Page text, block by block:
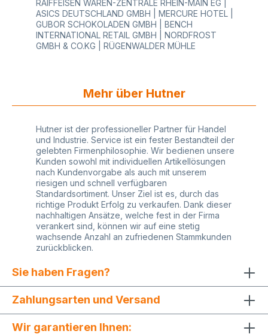
RAIFFEISEN WAREN-ZENTRALE RHEIN-MAIN EG |
ASICS DEUTSCHLAND GMBH | MERCURE HOTEL |
GUBOR SCHOKOLADEN GMBH | BENCH
INTERNATIONAL RETAIL GMBH | NORDFROST
GMBH & CO.KG | RÜGENWALDER MÜHLE
Mehr über Hutner
Hutner ist der professioneller Partner für Handel
und Industrie. Service ist ein fester Bestandteil der
gelebten Firmenphilosophie. Wir bedienen unsere
Kunden sowohl mit individuellen Artikellösungen
nach Kundenvorgabe als auch mit unserem
riesigen und schnell verfügbaren
Standardsortiment. Unser Ziel ist es, durch das
richtige Produkt Erfolg zu verkaufen. Dank dieser
nachhaltigen Ansätze, welche fest in der Firma
verankert sind, können wir auf eine stetig
wachsende Anzahl an zufriedenen Stammkunden
zurückblicken.
Sie haben Fragen?
Zahlungsarten und Versand
Wir garantieren Ihnen: